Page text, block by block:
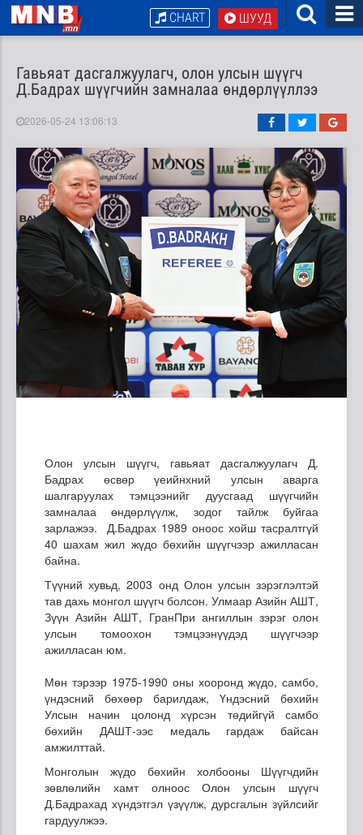
ШУУД
CHART
Гавьяат дасгалжуулагч, олон улсын шүүгч
Д.Бадрах шүүгчийн замналаа өндөрлүүллээ
2026-05-24 13:06:13
Олон улсын шүүгч, гавьяат дасгалжуулагч Д.
Бадрах өсвөр үеийнхний улсын аварга
шалгаруулах тэмцээнийг дуусгаад шүүгчийн
замналаа өндөрлүүлж, зодог тайлж буйгаа
зарлажээ. Д.Бадрах 1989 оноос хойш тасралтгүй
40 шахам жил жүдо бөхийн шүүгчээр ажилласан
байна.
Түүний хувьд, 2003 онд Олон улсын зэрэглэлтэй
тав дахь монгол шүүгч болсон. Улмаар Азийн АШТ,
Зүүн Азийн АШТ, ГранПри ангиллын зэрэг олон
улсын томоохон тэмцээнүүдэд шүүгчээр
ажилласан юм.
Мөн тэрээр 1975-1990 оны хооронд жүдо, самбо,
үндэсний бөхөөр барилдаж, Үндэсний бөхийн
Улсын начин цолонд хүрсэн төдийгүй самбо
бөхийн ДАШТ-ээс медаль гардаж байсан
амжилттай.
Монголын жүдо бөхийн холбооны Шүүгчдийн
зөвлөлийн хамт олноос Олон улсын шүүгч
Д.Бадрахад хүндэтгэл үзүүлж, дурсгалын зүйлсийг
гардуулжээ.